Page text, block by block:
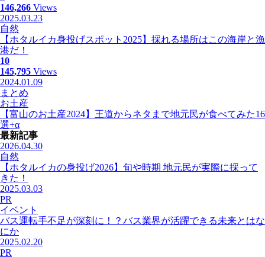
146,266 Views
2025.03.23
自然
【ホタルイカ身投げスポット2025】採れる場所はこの海岸と漁
港だ！
10
145,795 Views
2024.01.09
まとめ
お土産
【富山のお土産2024】王道からネタまで地元民が食べてみた16
選+α
最新記事
2026.04.30
自然
【ホタルイカの身投げ2026】旬や時期 地元民が実際に採って
きた！
2025.03.03
PR
イベント
バス運転手不足が深刻に！？バス業界が活躍できる未来とはな
にか
2025.02.20
PR